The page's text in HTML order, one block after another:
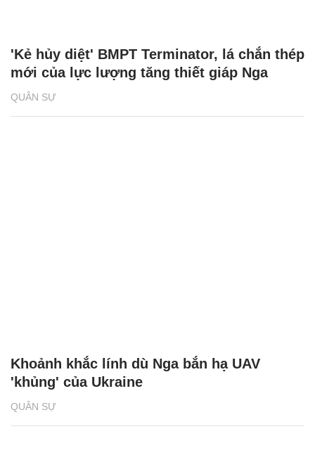
QUÂN SỰ
'Kẻ hủy diệt' BMPT Terminator, lá chắn thép
mới của lực lượng tăng thiết giáp Nga
QUÂN SỰ
Khoảnh khắc lính dù Nga bắn hạ UAV
'khủng' của Ukraine